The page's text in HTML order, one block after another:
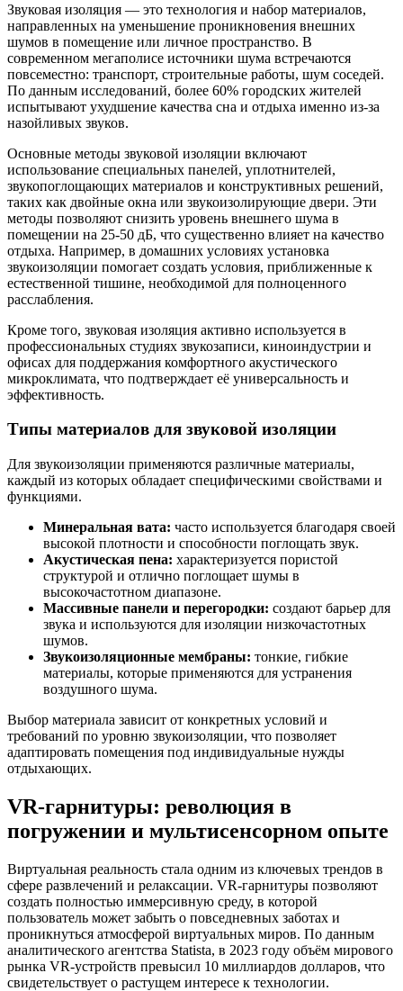
Звуковая изоляция — это технология и набор материалов,
направленных на уменьшение проникновения внешних
шумов в помещение или личное пространство. В
современном мегаполисе источники шума встречаются
повсеместно: транспорт, строительные работы, шум соседей.
По данным исследований, более 60% городских жителей
испытывают ухудшение качества сна и отдыха именно из-за
назойливых звуков.
Основные методы звуковой изоляции включают
использование специальных панелей, уплотнителей,
звукопоглощающих материалов и конструктивных решений,
таких как двойные окна или звукоизолирующие двери. Эти
методы позволяют снизить уровень внешнего шума в
помещении на 25-50 дБ, что существенно влияет на качество
отдыха. Например, в домашних условиях установка
звукоизоляции помогает создать условия, приближенные к
естественной тишине, необходимой для полноценного
расслабления.
Кроме того, звуковая изоляция активно используется в
профессиональных студиях звукозаписи, киноиндустрии и
офисах для поддержания комфортного акустического
микроклимата, что подтверждает её универсальность и
эффективность.
Типы материалов для звуковой изоляции
Для звукоизоляции применяются различные материалы,
каждый из которых обладает специфическими свойствами и
функциями.
Минеральная вата: часто используется благодаря своей
высокой плотности и способности поглощать звук.
Акустическая пена: характеризуется пористой
структурой и отлично поглощает шумы в
высокочастотном диапазоне.
Массивные панели и перегородки: создают барьер для
звука и используются для изоляции низкочастотных
шумов.
Звукоизоляционные мембраны: тонкие, гибкие
материалы, которые применяются для устранения
воздушного шума.
Выбор материала зависит от конкретных условий и
требований по уровню звукоизоляции, что позволяет
адаптировать помещения под индивидуальные нужды
отдыхающих.
VR-гарнитуры: революция в
погружении и мультисенсорном опыте
Виртуальная реальность стала одним из ключевых трендов в
сфере развлечений и релаксации. VR-гарнитуры позволяют
создать полностью иммерсивную среду, в которой
пользователь может забыть о повседневных заботах и
проникнуться атмосферой виртуальных миров. По данным
аналитического агентства Statista, в 2023 году объём мирового
рынка VR-устройств превысил 10 миллиардов долларов, что
свидетельствует о растущем интересе к технологии.